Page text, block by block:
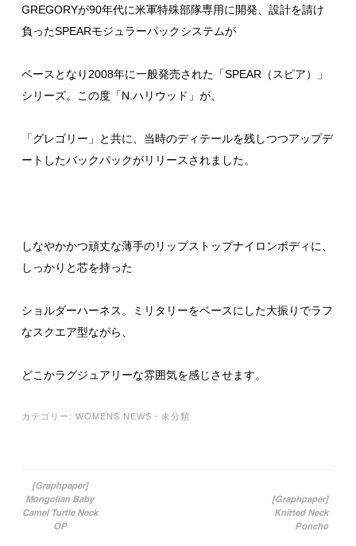
GREGORYが90年代に米軍特殊部隊専用に開発、設計を請け
負ったSPEARモジュラーパックシステムが
ベースとなり2008年に一般発売された「SPEAR（スピア）」
シリーズ。この度「N.ハリウッド」が、
「グレゴリー」と共に、当時のディテールを残しつつアップデ
ートしたバックパックがリリースされました。
しなやかかつ頑丈な薄手のリップストップナイロンボディに、
しっかりと芯を持った
ショルダーハーネス。ミリタリーをベースにした大振りでラフ
なスクエア型ながら、
どこかラグジュアリーな雰囲気を感じさせます。
カテゴリー: WOMENS NEWS ・ 未分類
投稿ナビゲーション
[Graphpaper]
Mongolian Baby
Camel Turtle Neck
OP
[Graphpaper]
Knitted Neck
Poncho